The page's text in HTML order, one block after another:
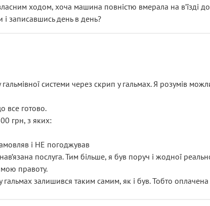
ходом, хоча машина повністю вмерала на вʼїзді
записавшись день в день?
системи через скрип у гальмах. Я розумів
все готово.
грн, з яких:
і НЕ погоджував
послуга. Тим більше, я був поруч і жодної
правоту.
залишився таким самим, як і був. Тобто оплачена